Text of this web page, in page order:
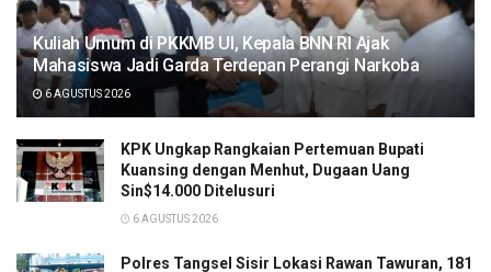
Kuliah Umum di PKKMB UI, Kepala BNN RI Ajak
Mahasiswa Jadi Garda Terdepan Perangi Narkoba
6 AGUSTUS 2026
KPK Ungkap Rangkaian Pertemuan Bupati
Kuansing dengan Menhut, Dugaan Uang
Sin$14.000 Ditelusuri
6 AGUSTUS 2026
Polres Tangsel Sisir Lokasi Rawan Tawuran, 181